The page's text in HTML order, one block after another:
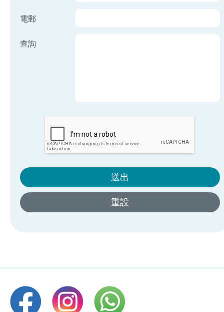
電郵
查詢
送出
重設